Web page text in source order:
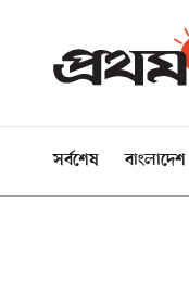
সর্বশেষ বাংলাদেশ